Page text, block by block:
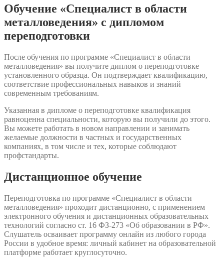
Обучение «Специалист в области
металловедения» с дипломом
переподготовки
После обучения по программе «Специалист в области
металловедения» вы получите диплом о переподготовке
установленного образца. Он подтверждает квалификацию,
соответствие профессиональных навыков и знаний
современным требованиям.
Указанная в дипломе о переподготовке квалификация
равноценна специальности, которую вы получили до этого.
Вы можете работать в новом направлении и занимать
желаемые должности в частных и государственных
компаниях, в том числе и тех, которые соблюдают
профстандарты.
Дистанционное обучение
Переподготовка по программе «Специалист в области
металловедения» проходит дистанционно, с применением
электронного обучения и дистанционных образовательных
технологий согласно ст. 16 ФЗ-273 «Об образовании в РФ».
Слушатель осваивает программу онлайн из любого города
России в удобное время: личный кабинет на образовательной
платформе работает круглосуточно.